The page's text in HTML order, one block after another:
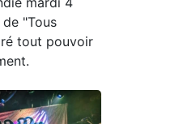
"Tous
tout pouvoir